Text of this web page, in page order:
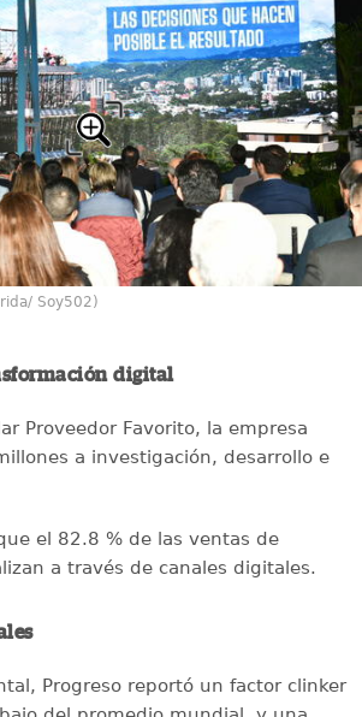
Soy502)
digital
Proveedor Favorito, la empresa
a investigación, desarrollo e
el 82.8 % de las ventas de
a través de canales digitales.
Progreso reportó un factor clinker